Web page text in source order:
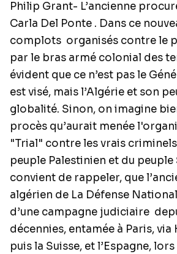
Philip Grant- L’ancienne
Carla Del Ponte . Dans ce
complots organisés contre le
par le bras armé colonial des
évident que ce n’est pas le
est visé, mais l’Algérie et son
globalité. Sinon, on imagine
procès qu’aurait menée
"Trial" contre les vrais
peuple Palestinien et du peuple
convient de rappeler, que
algérien de La Défense
d’une campagne judiciaire
décennies, entamée à Paris,
puis la Suisse, et l’Espagne,